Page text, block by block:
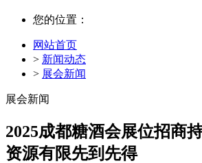
您的位置：
网站首页
> 新闻动态
> 展会新闻
展会新闻
2025成都糖酒会展位招商
资源有限先到先得